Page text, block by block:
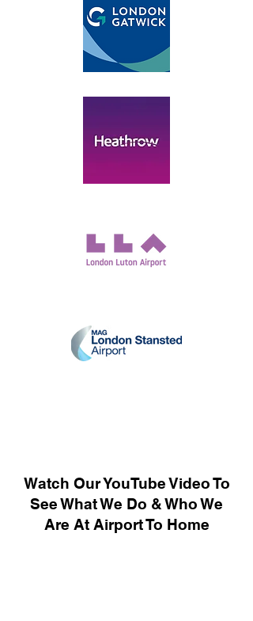
Watch Our YouTube Video To
See What We Do & Who We
Are At Airport To Home